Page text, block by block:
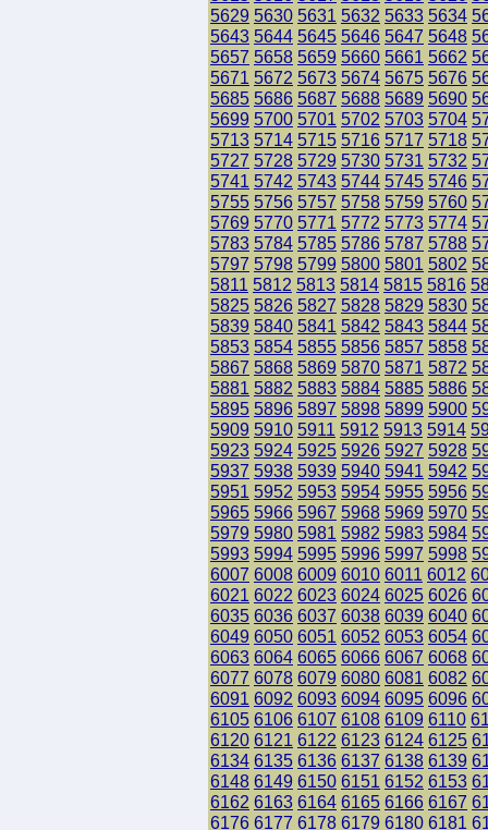
5629 5630 5631 5632 5633 5634
5643 5644 5645 5646 5647 5648
5657 5658 5659 5660 5661 5662
5671 5672 5673 5674 5675 5676
5685 5686 5687 5688 5689 5690
5699 5700 5701 5702 5703 5704
5713 5714 5715 5716 5717 5718
5727 5728 5729 5730 5731 5732
5741 5742 5743 5744 5745 5746
5755 5756 5757 5758 5759 5760
5769 5770 5771 5772 5773 5774
5783 5784 5785 5786 5787 5788
5797 5798 5799 5800 5801 5802
5811 5812 5813 5814 5815 5816
5825 5826 5827 5828 5829 5830
5839 5840 5841 5842 5843 5844
5853 5854 5855 5856 5857 5858
5867 5868 5869 5870 5871 5872
5881 5882 5883 5884 5885 5886
5895 5896 5897 5898 5899 5900
5909 5910 5911 5912 5913 5914
5923 5924 5925 5926 5927 5928
5937 5938 5939 5940 5941 5942
5951 5952 5953 5954 5955 5956
5965 5966 5967 5968 5969 5970
5979 5980 5981 5982 5983 5984
5993 5994 5995 5996 5997 5998
6007 6008 6009 6010 6011 6012
6021 6022 6023 6024 6025 6026
6035 6036 6037 6038 6039 6040
6049 6050 6051 6052 6053 6054
6063 6064 6065 6066 6067 6068
6077 6078 6079 6080 6081 6082
6091 6092 6093 6094 6095 6096
6105 6106 6107 6108 6109 6110
6120 6121 6122 6123 6124 6125
6134 6135 6136 6137 6138 6139
6148 6149 6150 6151 6152 6153
6162 6163 6164 6165 6166 6167
6176 6177 6178 6179 6180 6181